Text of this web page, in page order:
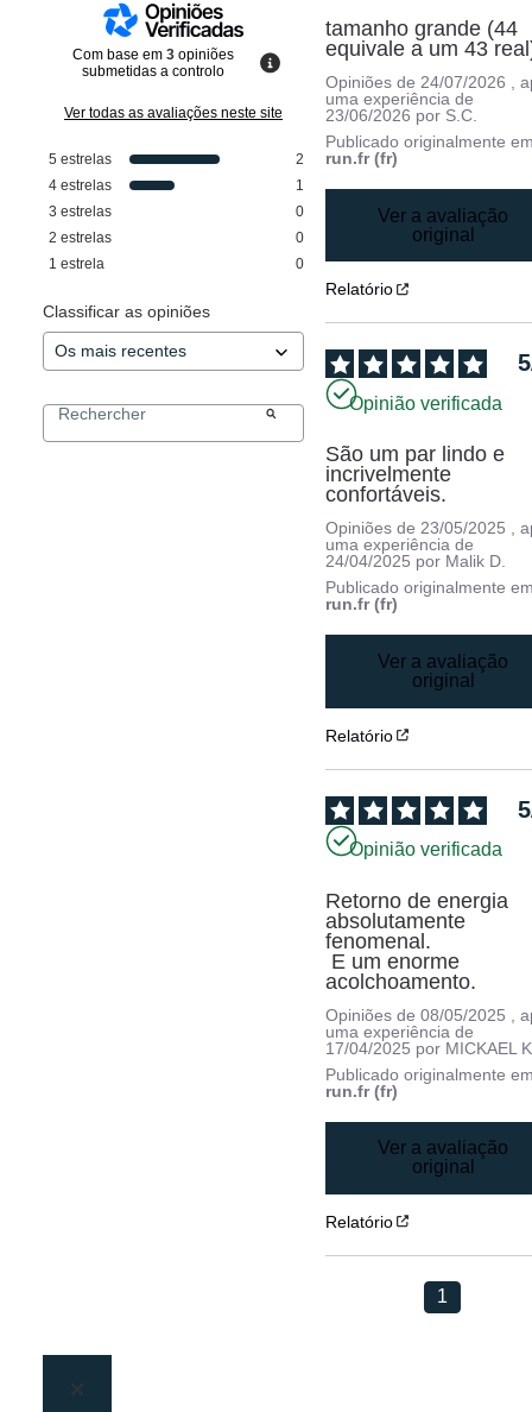
Com base em 3 opiniões
submetidas a controlo
Ver todas as avaliações neste site
5 estrelas
2
4 estrelas
1
3 estrelas
0
2 estrelas
0
1 estrela 0
Classificar as opiniões
tamanho grande (44
equivale a um 43
Opiniões de 24/07/2026
,
uma experiência de
23/06/2026 por S.C.
Publicado originalmente
run.fr (fr)
Ver a avaliação
original
Relatório
5
Opinião verificada
São um par lindo e
incrivelmente
confortáveis.
Opiniões de23/05/2025 ,
uma experiência de
24/04/2025 por Malik D.
Publicado originalmente
run.fr (fr)
Ver a avaliação
original
Relatório
5
Opinião verificada
Retorno de energia
absolutamente
fenomenal.
acolchoamento.
Opiniões de08/05/2025
,
uma experiência de
17/04/2025 por MICKAEL
Publicado originalmente
run.fr (fr)
Ver a avaliação
original
Relatório
1